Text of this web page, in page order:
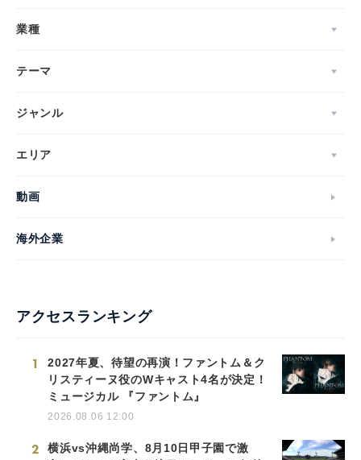
業種
テーマ
ジャンル
エリア
動画
海外企業
アクセスランキング
1
2027年夏、待望の再演！ファントム＆ク
リスティーヌ役のWキャスト4名が決定！
ミュージカル 『ファントム』
2026.08.06 12:00
2
横浜vs沖縄尚学、8月10日甲子園で激